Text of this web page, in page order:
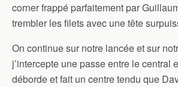
corner frappé parfaitement par
trembler les filets avec une tête
On continue sur notre lancée et sur
j’intercepte une passe entre le central
déborde et fait un centre tendu que